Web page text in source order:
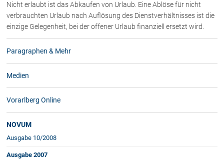
Publikationen
Fachliteratur
FAQ
Nicht erlaubt ist das Abkaufen von Urlaub. Eine Ablöse für nicht
verbrauchten Urlaub nach Auflösung des Dienstverhältnisses ist die
einzige Gelegenheit, bei der offener Urlaub finanziell ersetzt wird.
Paragraphen & Mehr
Medien
Vorarlberg Online
NOVUM
Ausgabe 10/2008
Ausgabe 2007